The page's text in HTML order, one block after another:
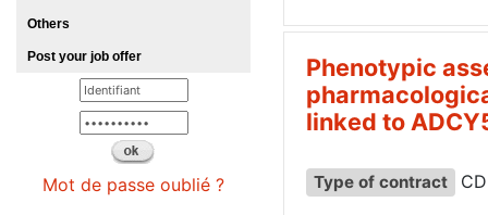
Others
Post your job offer
Mot de passe oublié ?
Phenotypic
linked to
Type of contract